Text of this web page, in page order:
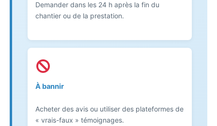
Demander dans les 24 h après la fin du
chantier ou de la prestation.
À bannir
Acheter des avis ou utiliser des plateformes de
« vrais-faux » témoignages.